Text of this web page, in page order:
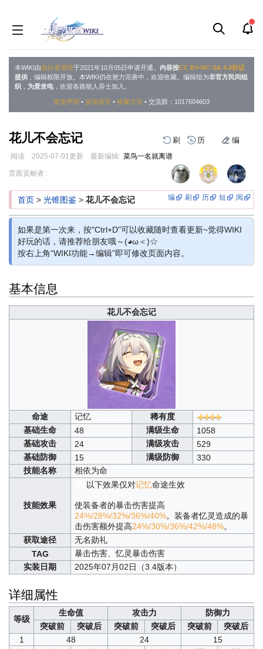
本WIKI由旅行者酒馆于2021年10月05日申请开通。 内容按CC BY-NC-SA 4.0协议
提供 ，编辑权限开放。本WIKI仍在努力完善中，欢迎收藏。编辑组为非官方民间组
织 ， 为爱发电，欢迎各路能人异士加入。
免责声明 • 反馈留言 • 收藏方法 • 交流群：1017604603
花儿不会忘记 刷 历 编
阅读 2025-07-01更新 最新编辑: 菜鸟一名就离谱
跳
导
跳
搜
页面贡献者 :
编 刷 历 短 阅
首页 > 光锥图鉴 > 花儿不会忘记
如果是第一次来，按"Ctrl+D"可以收藏随时查看更新~觉得WIKI
好玩的话，请推荐给朋友哦～(◕ω＜)☆
按右上角“WIKI功能→编辑”即可修改页面内容。
基本信息
花儿不会忘记
命途 记忆
稀有度
基础生命
48 满级生命
1058
基础攻击
24 满级攻击
529
基础防御
15 满级防御
330
技能名称
相依为命
技能效果
以下效果仅对记忆命途生效
使装备者的暴击伤害提高
24%/28%/32%/36%/40%。装备者忆灵造成的暴
击伤害额外提高24%/30%/36%/42%/48%。
获取途径
无名勋礼
TAG
暴击伤害、忆灵暴击伤害
实装日期
2025年07月02日（3.4版本）
详细属性
等级
生命值 攻击力
防御力
突破前
突破后 突破前 突破后 突破前
突破后
1
48 24
15